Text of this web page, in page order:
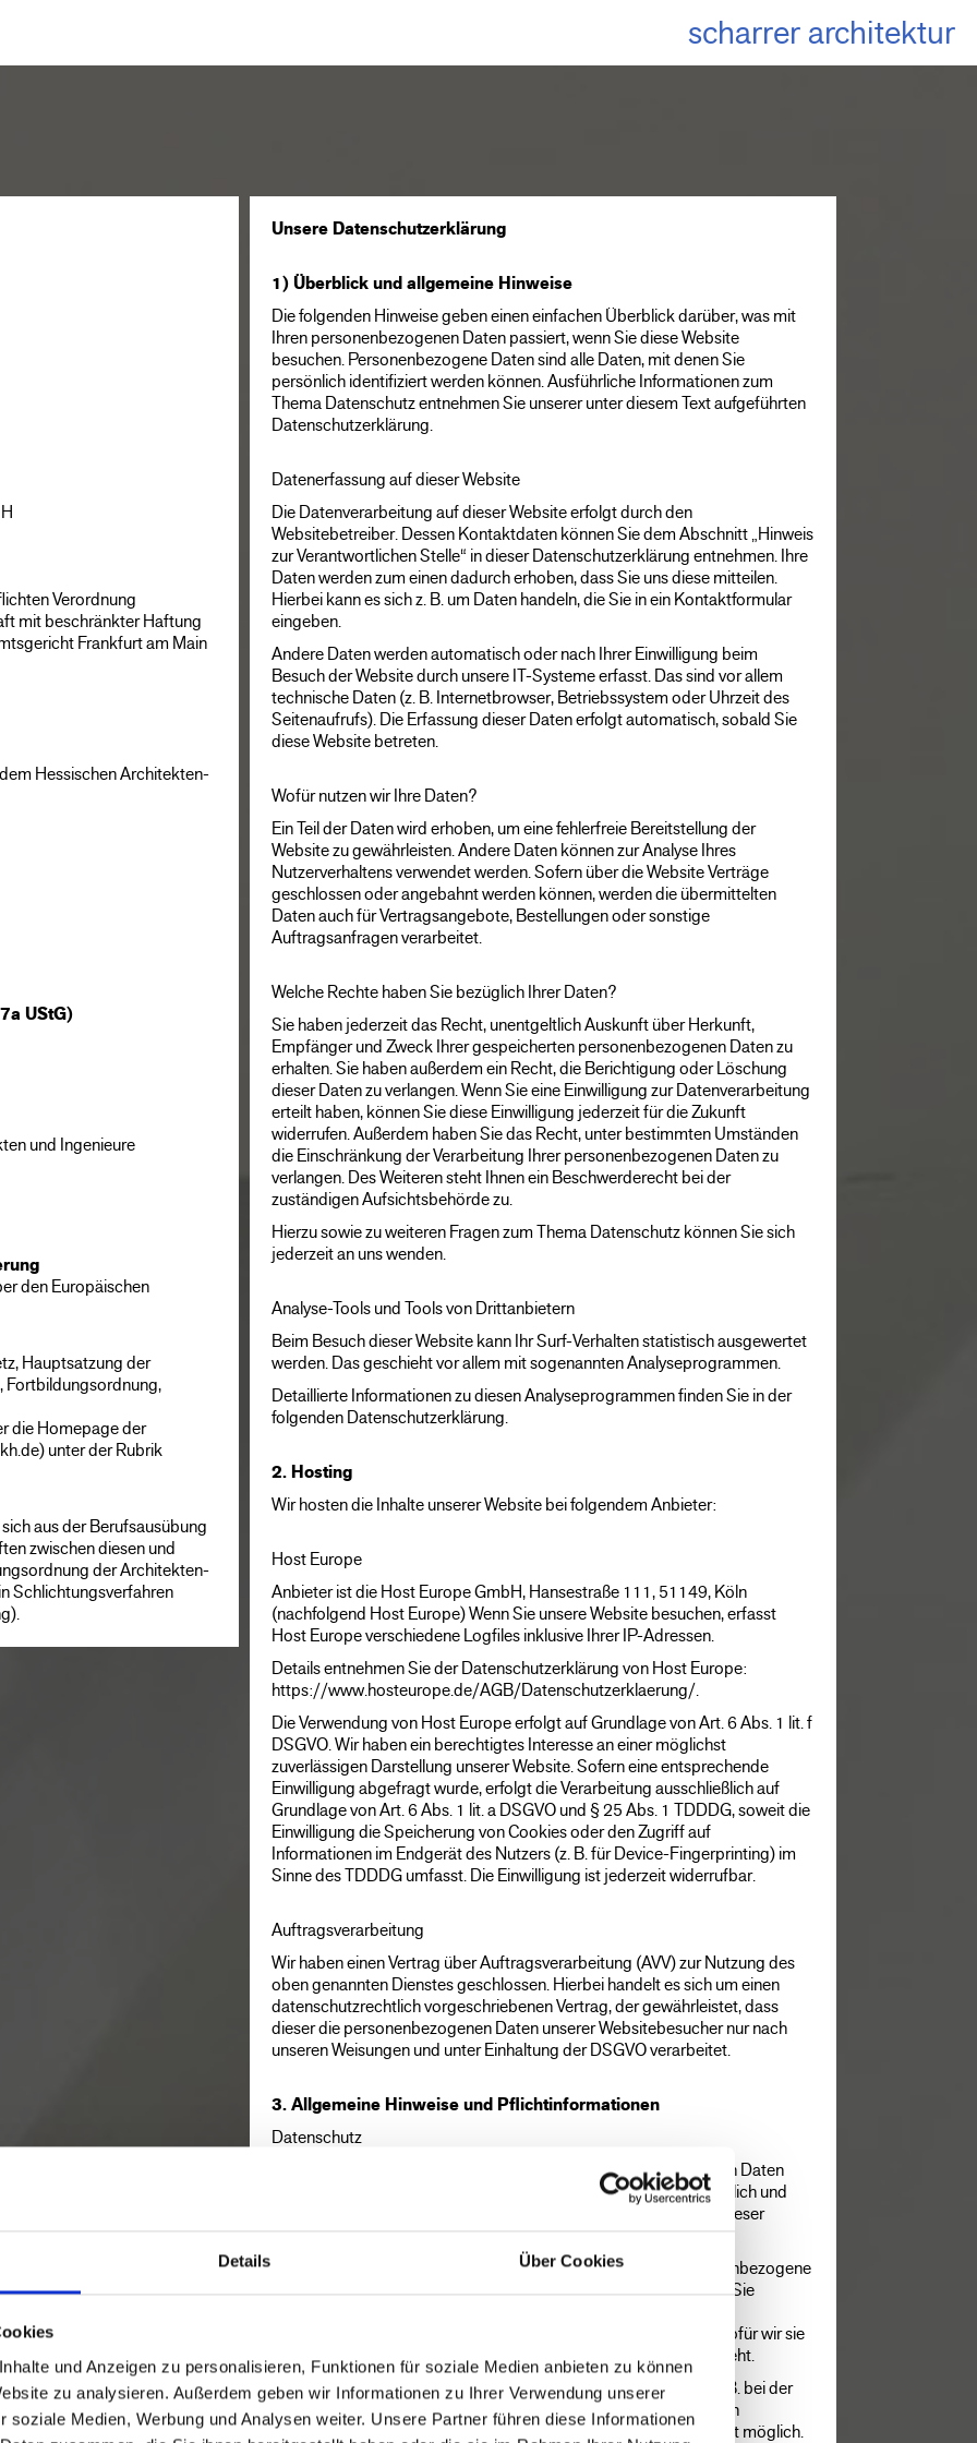
Details Über Cookies
und Anzeigen zu personalisieren, Funktionen für soziale Medien anbieten zu können
zu analysieren. Außerdem geben wir Informationen zu Ihrer Verwendung unserer
soziale Medien, Werbung und Analysen weiter. Unsere Partner führen diese Informationen
scharrer architektur
Verordnung
mit beschränkter Haftung
Frankfurt am Main
Hessischen Architekten-
UStG)
und Ingenieure
den Europäischen
Hauptsatzung der
Fortbildungsordnung,
die Homepage der
unter der Rubrik
aus der Berufsausübung
zwischen diesen und
der Architekten-
Schlichtungsverfahren
Unsere Datenschutzerklärung
1) Überblick und allgemeine Hinweise
Die folgenden Hinweise geben einen einfachen Überblick darüber, was mit
Ihren personenbezogenen Daten passiert, wenn Sie diese Website
besuchen. Personenbezogene Daten sind alle Daten, mit denen Sie
persönlich identifiziert werden können. Ausführliche Informationen zum
Thema Datenschutz entnehmen Sie unserer unter diesem Text aufgeführten
Datenschutzerklärung.
Datenerfassung auf dieser Website
Die Datenverarbeitung auf dieser Website erfolgt durch den
Websitebetreiber. Dessen Kontaktdaten können Sie dem Abschnitt „Hinweis
zur Verantwortlichen Stelle“ in dieser Datenschutzerklärung entnehmen. Ihre
Daten werden zum einen dadurch erhoben, dass Sie uns diese mitteilen.
Hierbei kann es sich z. B. um Daten handeln, die Sie in ein Kontaktformular
eingeben.
Andere Daten werden automatisch oder nach Ihrer Einwilligung beim
Besuch der Website durch unsere IT-Systeme erfasst. Das sind vor allem
technische Daten (z. B. Internetbrowser, Betriebssystem oder Uhrzeit des
Seitenaufrufs). Die Erfassung dieser Daten erfolgt automatisch, sobald Sie
diese Website betreten.
Wofür nutzen wir Ihre Daten?
Ein Teil der Daten wird erhoben, um eine fehlerfreie Bereitstellung der
Website zu gewährleisten. Andere Daten können zur Analyse Ihres
Nutzerverhaltens verwendet werden. Sofern über die Website Verträge
geschlossen oder angebahnt werden können, werden die übermittelten
Daten auch für Vertragsangebote, Bestellungen oder sonstige
Auftragsanfragen verarbeitet.
Welche Rechte haben Sie bezüglich Ihrer Daten?
Sie haben jederzeit das Recht, unentgeltlich Auskunft über Herkunft,
Empfänger und Zweck Ihrer gespeicherten personenbezogenen Daten zu
erhalten. Sie haben außerdem ein Recht, die Berichtigung oder Löschung
dieser Daten zu verlangen. Wenn Sie eine Einwilligung zur Datenverarbeitung
erteilt haben, können Sie diese Einwilligung jederzeit für die Zukunft
widerrufen. Außerdem haben Sie das Recht, unter bestimmten Umständen
die Einschränkung der Verarbeitung Ihrer personenbezogenen Daten zu
verlangen. Des Weiteren steht Ihnen ein Beschwerderecht bei der
zuständigen Aufsichtsbehörde zu.
Hierzu sowie zu weiteren Fragen zum Thema Datenschutz können Sie sich
jederzeit an uns wenden.
Analyse-Tools und Tools von Drittanbietern
Beim Besuch dieser Website kann Ihr Surf-Verhalten statistisch ausgewertet
werden. Das geschieht vor allem mit sogenannten Analyseprogrammen.
Detaillierte Informationen zu diesen Analyseprogrammen finden Sie in der
folgenden Datenschutzerklärung.
2. Hosting
Wir hosten die Inhalte unserer Website bei folgendem Anbieter:
Host Europe
Anbieter ist die Host Europe GmbH, Hansestraße 111, 51149, Köln
(nachfolgend Host Europe) Wenn Sie unsere Website besuchen, erfasst
Host Europe verschiedene Logfiles inklusive Ihrer IP-Adressen.
Details entnehmen Sie der Datenschutzerklärung von Host Europe:
https://www.hosteurope.de/AGB/Datenschutzerklaerung/.
Die Verwendung von Host Europe erfolgt auf Grundlage von Art. 6 Abs. 1 lit. f
DSGVO. Wir haben ein berechtigtes Interesse an einer möglichst
zuverlässigen Darstellung unserer Website. Sofern eine entsprechende
Einwilligung abgefragt wurde, erfolgt die Verarbeitung ausschließlich auf
Grundlage von Art. 6 Abs. 1 lit. a DSGVO und § 25 Abs. 1 TDDDG, soweit die
Einwilligung die Speicherung von Cookies oder den Zugriff auf
Informationen im Endgerät des Nutzers (z. B. für Device-Fingerprinting) im
Sinne des TDDDG umfasst. Die Einwilligung ist jederzeit widerrufbar.
Auftragsverarbeitung
Wir haben einen Vertrag über Auftragsverarbeitung (AVV) zur Nutzung des
oben genannten Dienstes geschlossen. Hierbei handelt es sich um einen
datenschutzrechtlich vorgeschriebenen Vertrag, der gewährleistet, dass
dieser die personenbezogenen Daten unserer Websitebesucher nur nach
unseren Weisungen und unter Einhaltung der DSGVO verarbeitet.
3. Allgemeine Hinweise und Pflichtinformationen
Datenschutz
Die Betreiber dieser Seiten nehmen den Schutz Ihrer persönlichen Daten
sehr ernst. Wir behandeln Ihre personenbezogenen Daten vertraulich und
entsprechend den gesetzlichen Datenschutzvorschriften sowie dieser
Datenschutzerklärung.
Wenn Sie diese Website benutzen, werden verschiedene personenbezogene
Daten erhoben. Personenbezogene Daten sind Daten, mit denen Sie
Datenschutzerklärung erläutert, welche Daten wir erheben und wofür wir sie
nutzen. Sie erläutert auch, wie und zu welchem Zweck das geschieht.
Wir weisen darauf hin, dass die Datenübertragung im Internet (z. B. bei der
Kommunikation per E-Mail) Sicherheitslücken aufweisen kann. Ein
lückenloser Schutz der Daten vor dem Zugriff durch Dritte ist nicht möglich.